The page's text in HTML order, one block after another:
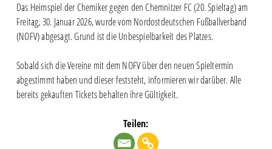
Das Heimspiel der Chemiker gegen den Chemnitzer FC (20. Spieltag) am
Freitag, 30. Januar 2026, wurde vom Nordostdeutschen Fußballverband
(NOFV) abgesagt. Grund ist die Unbespielbarkeit des Platzes.
Sobald sich die Vereine mit dem NOFV über den neuen Spieltermin
abgestimmt haben und dieser feststeht, informieren wir darüber. Alle
bereits gekauften Tickets behalten ihre Gültigkeit.
Teilen: